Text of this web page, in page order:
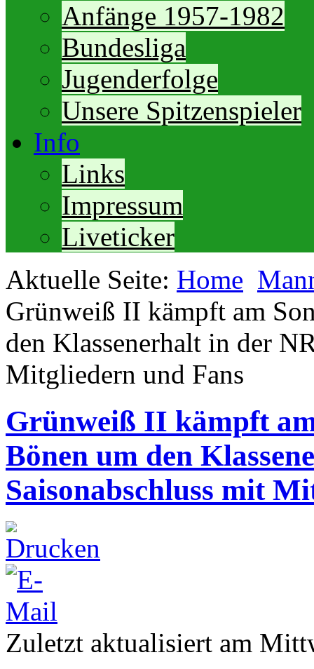
Anfänge 1957-1982
Bundesliga
Jugenderfolge
Unsere Spitzenspieler
Info
Links
Impressum
Liveticker
Aktuelle Seite: Home
Grünweiß II kämpft am
den Klassenerhalt in der
Mitgliedern und Fans
Grünweiß II kämpft
Bönen um den
Saisonabschluss mit
Zuletzt aktualisiert am